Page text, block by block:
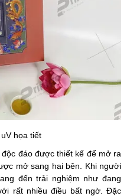
họa tiết
đáo được thiết kế để mở ra
mở sang hai bên. Khi người
đến trải nghiệm như đang
rất nhiều điều bất ngờ. Đặc